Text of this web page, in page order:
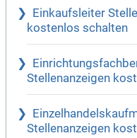
Einkaufsleiter
kostenlos schalten
Stellenanzeigen
Stellenanzeigen